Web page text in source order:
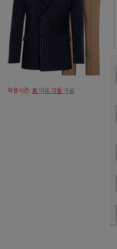
착용시즌: 봄 여름 가을 겨울